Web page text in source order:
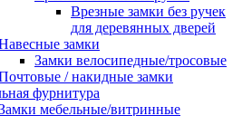
Врезные замки без ручек
для деревянных дверей
замки
Замки велосипедные/тросовые
/ накидные замки
фурнитура
мебельные/витринные